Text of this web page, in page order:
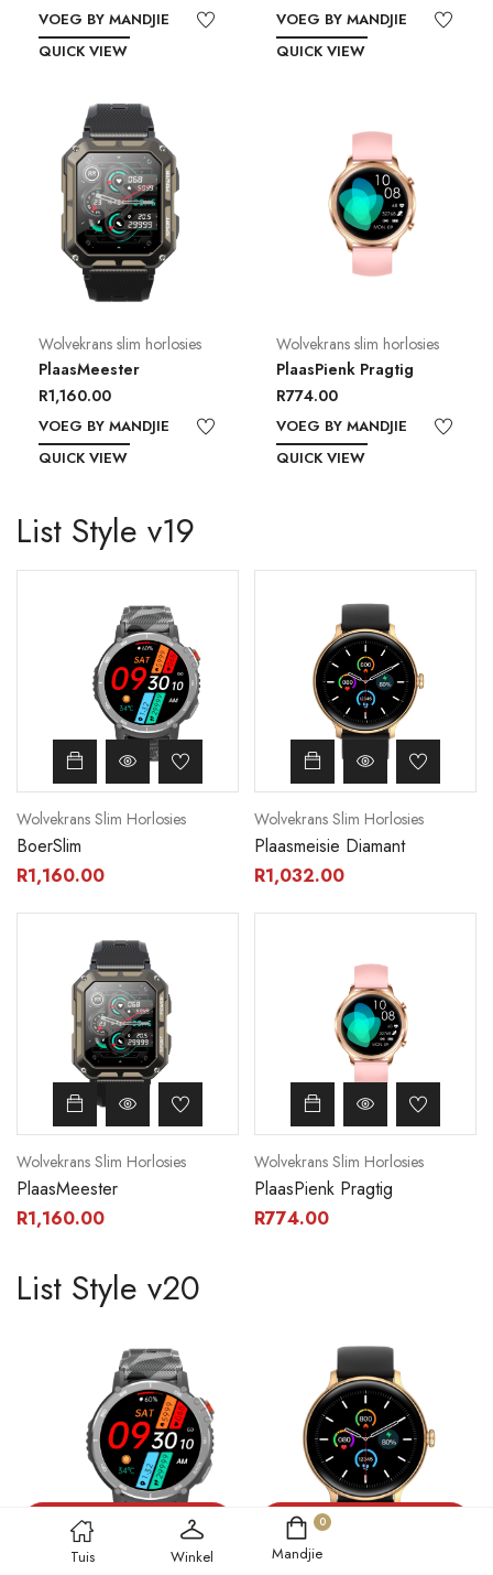
VOEG BY MANDJIE
QUICK VIEW
VOEG BY MANDJIE
QUICK VIEW
Wolvekrans slim horlosies
PlaasMeester
R1,160.00
VOEG BY MANDJIE
QUICK VIEW
Wolvekrans slim horlosies
PlaasPienk Pragtig
R774.00
VOEG BY MANDJIE
QUICK VIEW
List Style v19
Wolvekrans Slim Horlosies
BoerSlim
R1,160.00
Wolvekrans Slim Horlosies
Plaasmeisie Diamant
R1,032.00
Wolvekrans Slim Horlosies
PlaasMeester
R1,160.00
Wolvekrans Slim Horlosies
PlaasPienk Pragtig
R774.00
List Style v20
VOEG BY MANDJIE VOEG BY MANDJIE
Tuis Winkel
0
Mandjie